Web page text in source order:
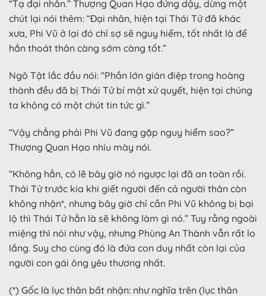
“Tạ đại nhân.” Thượng Quan Hạo đứng dậy, dừng một
chút lại nói thêm: “Đại nhân, hiện tại Thái Tử đã khác
xưa, Phi Vũ ở lại đó chỉ sợ sẽ nguy hiểm, tốt nhất là để
hắn thoát thân càng sớm càng tốt.”
Ngô Tật lắc đầu nói: “Phần lớn gián điệp trong hoàng
thành đều đã bị Thái Tử bí mật xử quyết, hiện tại chúng
ta không có một chút tin tức gì.”
“Vậy chẳng phải Phi Vũ đang gặp nguy hiểm sao?”
Thượng Quan Hạo nhíu mày nói.
“Không hẳn, có lẽ bây giờ nó ngược lại đã an toàn rồi.
Thái Tử trước kia khi giết người đến cả người thân còn
không nhận*, nhưng bây giờ chỉ cần Phi Vũ không bị bại
lộ thì Thái Tử hẳn là sẽ không làm gì nó.” Tuy rằng ngoài
miệng thì nói như vậy, nhưng Phùng An Thành vẫn rất lo
lắng. Suy cho cùng đó là đứa con duy nhất còn lại của
người con gái ông yêu thương nhất.
(*) Gốc là lục thân bất nhận: như nghĩa trên (lục thân